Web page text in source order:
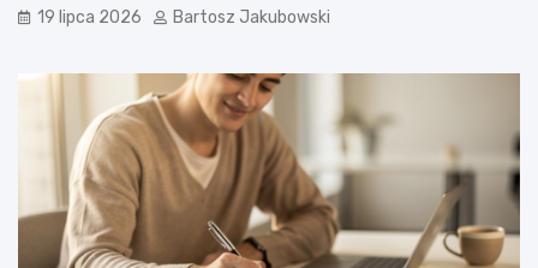
19 lipca 2026 Bartosz Jakubowski